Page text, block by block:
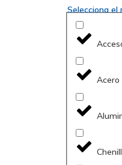
Selecciona el
Acero